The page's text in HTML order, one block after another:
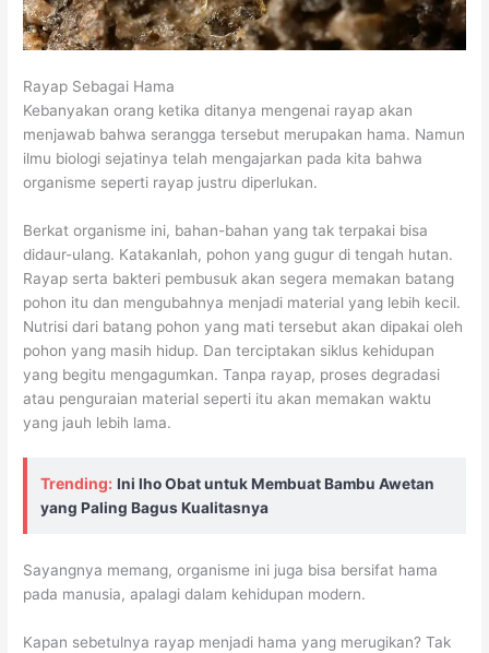
Rayap Sebagai Hama
Kebanyakan orang ketika ditanya mengenai rayap akan
menjawab bahwa serangga tersebut merupakan hama. Namun
ilmu biologi sejatinya telah mengajarkan pada kita bahwa
organisme seperti rayap justru diperlukan.
Berkat organisme ini, bahan-bahan yang tak terpakai bisa
didaur-ulang. Katakanlah, pohon yang gugur di tengah hutan.
Rayap serta bakteri pembusuk akan segera memakan batang
pohon itu dan mengubahnya menjadi material yang lebih kecil.
Nutrisi dari batang pohon yang mati tersebut akan dipakai oleh
pohon yang masih hidup. Dan terciptakan siklus kehidupan
yang begitu mengagumkan. Tanpa rayap, proses degradasi
atau penguraian material seperti itu akan memakan waktu
yang jauh lebih lama.
Trending: Ini lho Obat untuk Membuat Bambu Awetan
yang Paling Bagus Kualitasnya
Sayangnya memang, organisme ini juga bisa bersifat hama
pada manusia, apalagi dalam kehidupan modern.
Kapan sebetulnya rayap menjadi hama yang merugikan? Tak